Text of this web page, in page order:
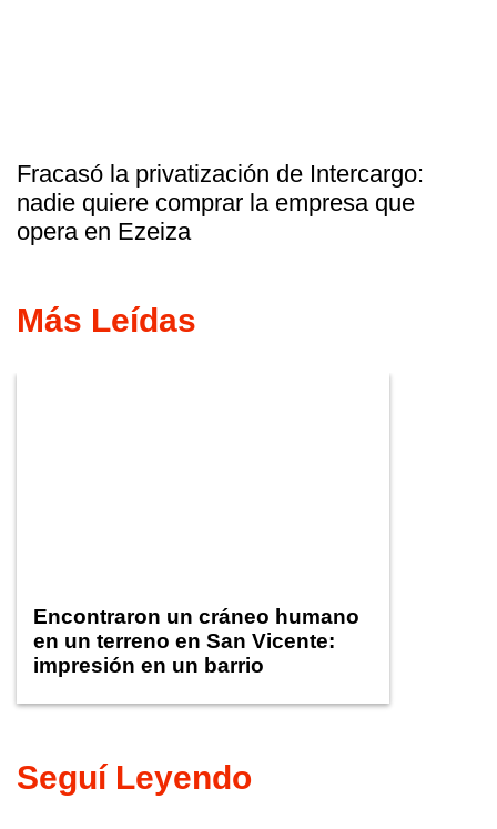
Fracasó la privatización de Intercargo:
nadie quiere comprar la empresa que
opera en Ezeiza
Más Leídas
Encontraron un cráneo humano
en un terreno en San Vicente:
impresión en un barrio
Seguí Leyendo